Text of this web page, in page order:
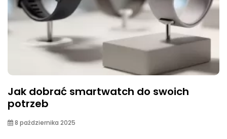
Jak dobrać smartwatch do swoich
potrzeb
8 października 2025